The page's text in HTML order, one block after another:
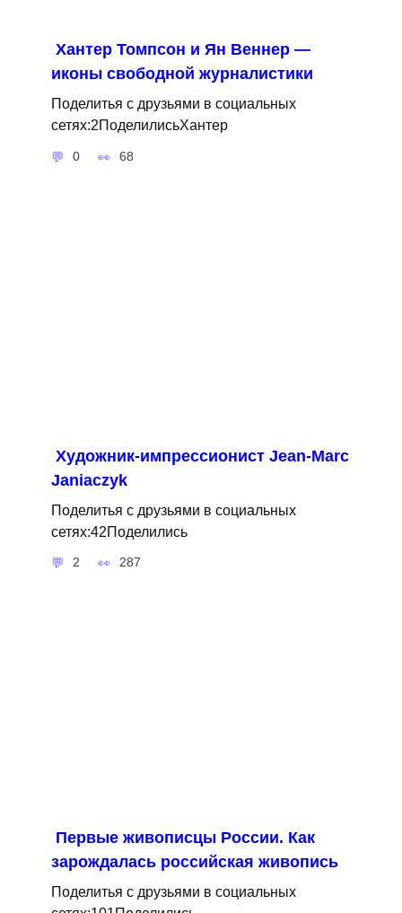
Хантер Томпсон и Ян Веннер —
иконы свободной журналистики
Поделитья с друзьями в социальных
сетях:2ПоделилисьХантер
0 68
Художник-импрессионист Jean-Marc
Janiaczyk
Поделитья с друзьями в социальных
сетях:42Поделились
2 287
Первые живописцы России. Как
зарождалась российская живопись
Поделитья с друзьями в социальных